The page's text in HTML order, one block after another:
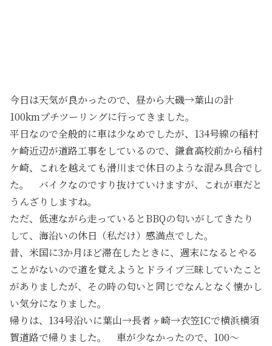
今日は天気が良かったので、昼から大磯→葉山の計
100kmプチツーリングに行ってきました。
平日なので全般的に車は少なめでしたが、134号線の稲村
ケ崎近辺が道路工事をしているので、鎌倉高校前から稲村
ケ崎、これを越えても滑川まで休日のような混み具合でし
た。 バイクなのですり抜けていけますが、これが車だと
うんざりしますね。
ただ、低速ながら走っているとBBQの匂いがしてきたり
して、海沿いの休日（私だけ）感満点でした。
昔、米国に3か月ほど滞在したときに、週末になるとやる
ことがないので道を覚えようとドライブ三昧していたこと
がありましたが、その時の匂いと同じでなんとなく懐かし
い気分になりました。
帰りは、134号沿いに葉山→長者ヶ崎→衣笠ICで横浜横須
賀道路で帰りました。 車が少なかったので、100～